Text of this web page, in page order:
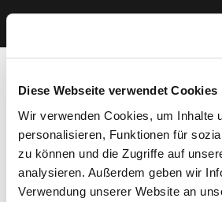
Diese Webseite verwendet Cookies
Wir verwenden Cookies, um Inhalte
personalisieren, Funktionen für
zu können und die Zugriffe auf
analysieren. Außerdem geben wir
Verwendung unserer Website an